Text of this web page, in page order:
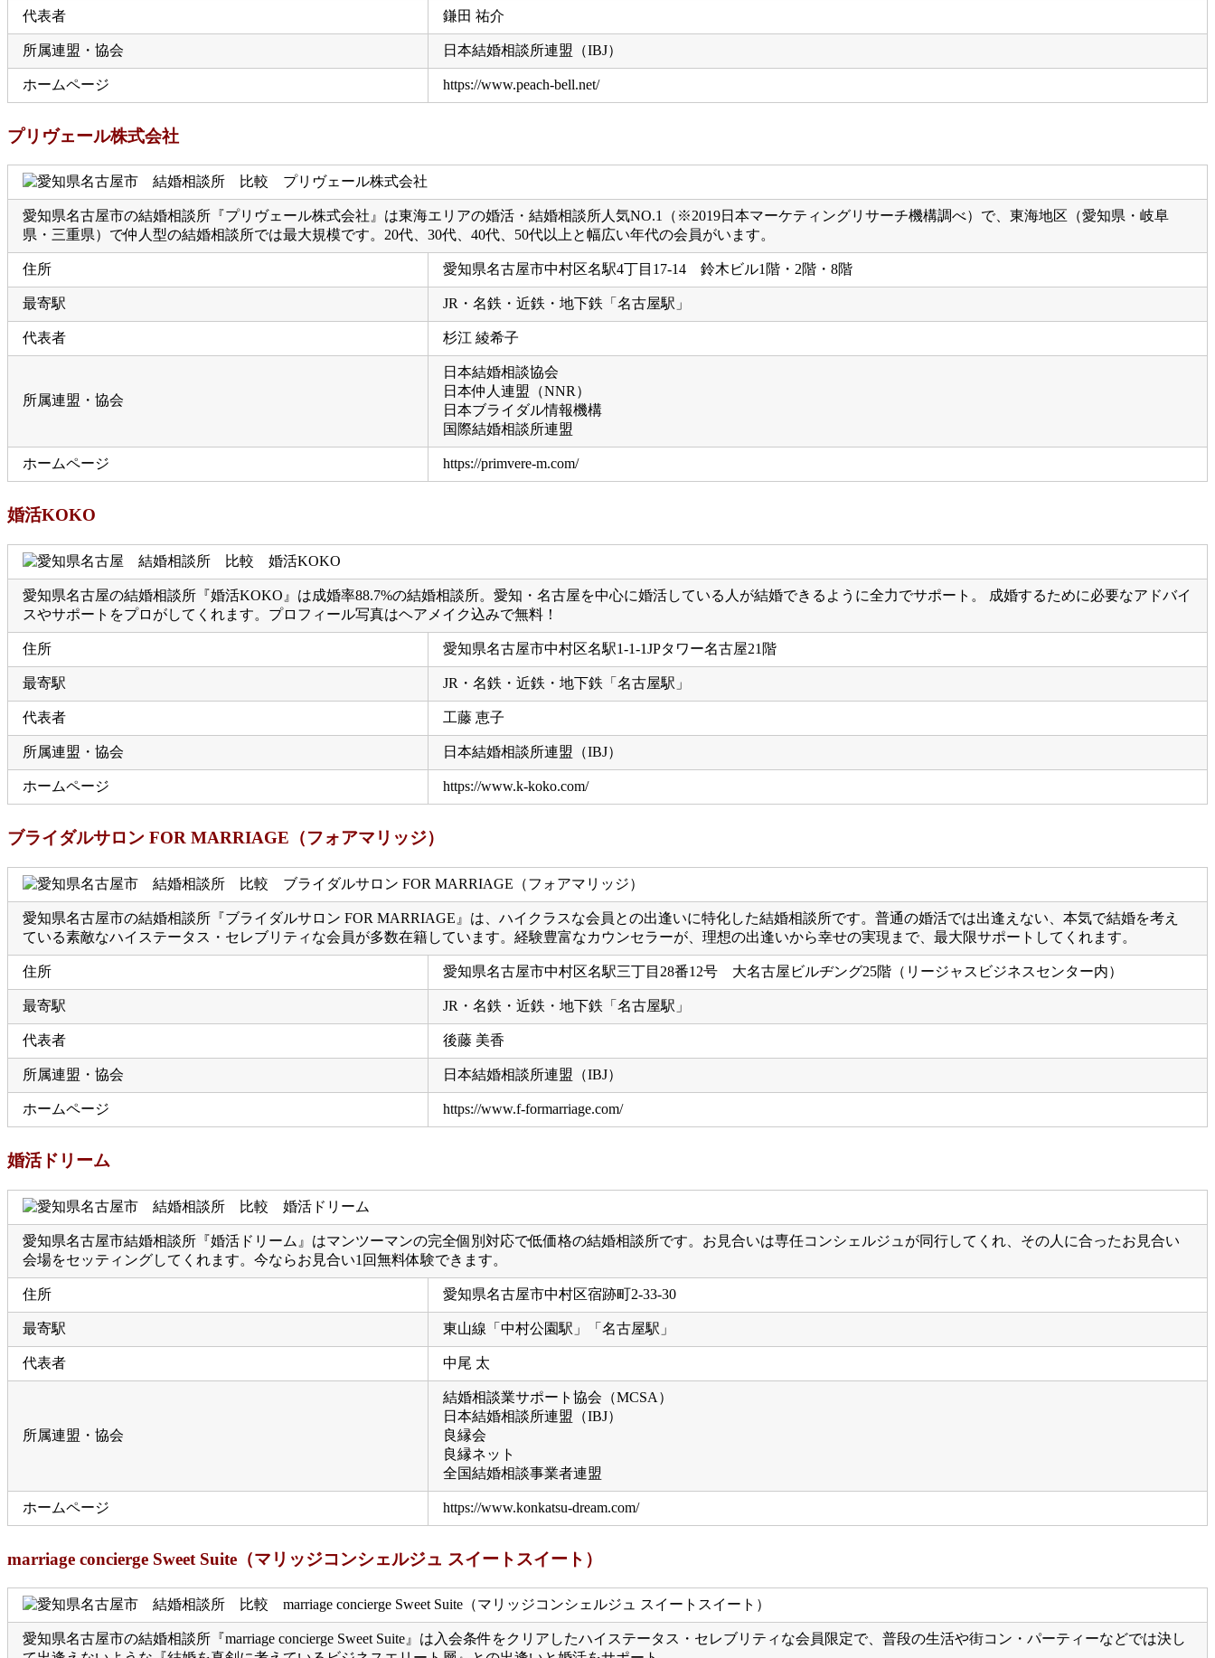
代表者 鎌田 祐介
所属連盟・協会 日本結婚相談所連盟（IBJ）
ホームページ https://www.peach-bell.net/
プリヴェール株式会社
愛知県名古屋市の結婚相談所『プリヴェール株式会社』は東海エリアの婚活・結婚相談所人気NO.1（※2019日本マーケティングリサーチ機構調べ）で、東海地区（愛知県・岐阜
県・三重県）で仲人型の結婚相談所では最大規模です。20代、30代、40代、50代以上と幅広い年代の会員がいます。
住所 愛知県名古屋市中村区名駅4丁目17-14 鈴木ビル1階・2階・8階
最寄駅 JR・名鉄・近鉄・地下鉄「名古屋駅」
代表者 杉江 綾希子
所属連盟・協会
日本結婚相談協会
日本仲人連盟（NNR）
日本ブライダル情報機構
国際結婚相談所連盟
ホームページ https://primvere-m.com/
婚活KOKO
愛知県名古屋の結婚相談所『婚活KOKO』は成婚率88.7%の結婚相談所。愛知・名古屋を中心に婚活している人が結婚できるように全力でサポート。 成婚するために必要なアドバイ
スやサポートをプロがしてくれます。プロフィール写真はヘアメイク込みで無料！
住所 愛知県名古屋市中村区名駅1-1-1JPタワー名古屋21階
最寄駅 JR・名鉄・近鉄・地下鉄「名古屋駅」
代表者 工藤 恵子
所属連盟・協会 日本結婚相談所連盟（IBJ）
ホームページ https://www.k-koko.com/
ブライダルサロン FOR MARRIAGE（フォアマリッジ）
愛知県名古屋市の結婚相談所『ブライダルサロン FOR MARRIAGE』は、ハイクラスな会員との出逢いに特化した結婚相談所です。普通の婚活では出逢えない、本気で結婚を考え
ている素敵なハイステータス・セレブリティな会員が多数在籍しています。経験豊富なカウンセラーが、理想の出逢いから幸せの実現まで、最大限サポートしてくれます。
住所 愛知県名古屋市中村区名駅三丁目28番12号 大名古屋ビルヂング25階（リージャスビジネスセンター内）
最寄駅 JR・名鉄・近鉄・地下鉄「名古屋駅」
代表者 後藤 美香
所属連盟・協会 日本結婚相談所連盟（IBJ）
ホームページ https://www.f-formarriage.com/
婚活ドリーム
愛知県名古屋市結婚相談所『婚活ドリーム』はマンツーマンの完全個別対応で低価格の結婚相談所です。お見合いは専任コンシェルジュが同行してくれ、その人に合ったお見合い
会場をセッティングしてくれます。今ならお見合い1回無料体験できます。
住所 愛知県名古屋市中村区宿跡町2-33-30
最寄駅 東山線「中村公園駅」「名古屋駅」
代表者 中尾 太
所属連盟・協会
結婚相談業サポート協会（MCSA）
日本結婚相談所連盟（IBJ）
良縁会
良縁ネット
全国結婚相談事業者連盟
ホームページ https://www.konkatsu-dream.com/
marriage concierge Sweet Suite（マリッジコンシェルジュ スイートスイート）
愛知県名古屋市の結婚相談所『marriage concierge Sweet Suite』は入会条件をクリアしたハイステータス・セレブリティな会員限定で、普段の生活や街コン・パーティーなどでは決し